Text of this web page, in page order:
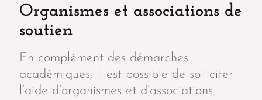
Organismes et associations de
soutien
En complément des démarches
académiques, il est possible de solliciter
l’aide d’organismes et d’associations